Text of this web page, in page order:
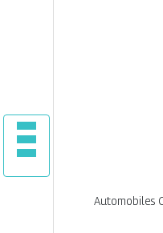
Automobiles